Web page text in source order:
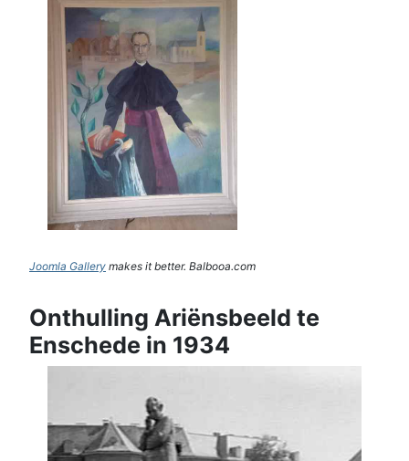
Joomla Gallery makes it better. Balbooa.com
Onthulling Ariënsbeeld te
Enschede in 1934